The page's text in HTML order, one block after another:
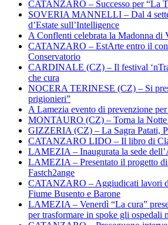
CATANZARO – Successo per “La
SOVERIA MANNELLI – Dal 4
d’Estate sull’Intelligence
A Conflenti celebrata la Madonna di
CATANZARO – EstArte entro il
Conservatorio
CARDINALE (CZ) – Il festival
che cura
NOCERA TERINESE (CZ) – Si
prigionieri”
A Lamezia evento di prevenzione
MONTAURO (CZ) – Torna la Notte
GIZZERIA (CZ) – La Sagra Patati,
CATANZARO LIDO – Il libro di
LAMEZIA – Inaugurata la sede
LAMEZIA – Presentato il progetto di
Fastch2ange
CATANZARO – Aggiudicati lavori
Fiume Busento e Barone
LAMEZIA – Venerdì “La cura”
per trasformare in spoke gli ospedali